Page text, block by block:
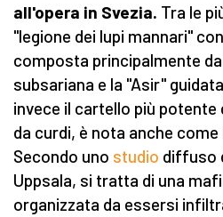
all'opera in Svezia. Tra le
"legione dei lupi mannari"
composta principalmente
subsariana e la "Asir"
invece il cartello più potente
da curdi, è nota anche come
Secondo uno studio diffuso
Uppsala, si tratta di una
organizzata da essersi